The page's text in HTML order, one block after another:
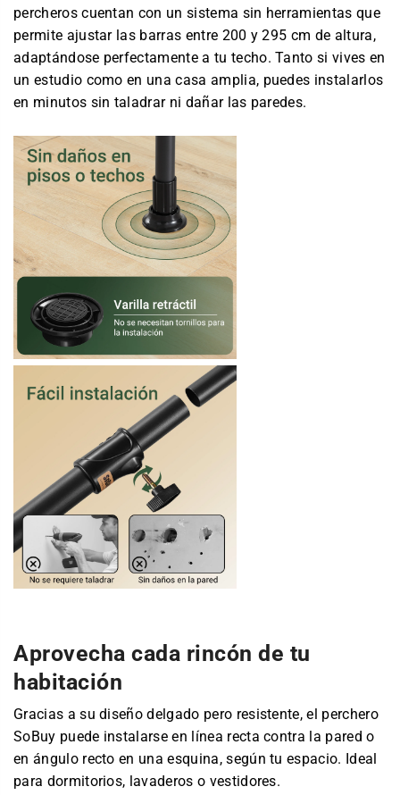
percheros cuentan con un sistema sin herramientas que
permite ajustar las barras entre 200 y 295 cm de altura,
adaptándose perfectamente a tu techo. Tanto si vives en
un estudio como en una casa amplia, puedes instalarlos
en minutos sin taladrar ni dañar las paredes.
Aprovecha cada rincón de tu
habitación
Gracias a su diseño delgado pero resistente, el perchero
SoBuy puede instalarse en línea recta contra la pared o
en ángulo recto en una esquina, según tu espacio. Ideal
para dormitorios, lavaderos o vestidores.